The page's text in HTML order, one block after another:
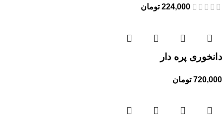
224,000 تومان
دانخوری پره دار
720,000 تومان